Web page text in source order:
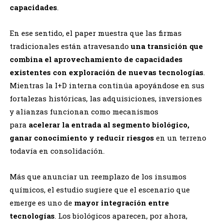
capacidades.
En ese sentido, el paper muestra que las firmas
tradicionales están atravesando una transición que
combina el aprovechamiento de capacidades
existentes con exploración de nuevas tecnologías.
Mientras la I+D interna continúa apoyándose en sus
fortalezas históricas, las adquisiciones, inversiones
y alianzas funcionan como mecanismos
para acelerar la entrada al segmento biológico,
ganar conocimiento y reducir riesgos en un terreno
todavía en consolidación.
Más que anunciar un reemplazo de los insumos
químicos, el estudio sugiere que el escenario que
emerge es uno de mayor integración entre
tecnologías. Los biológicos aparecen, por ahora,